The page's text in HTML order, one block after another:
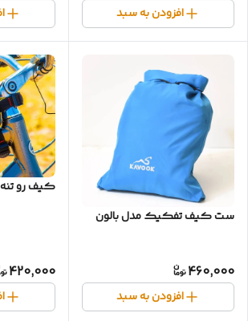
افزودن به سبد
ست کیف تفکیک مدل بالون
460,000
افزودن به سبد
کیف رو
420,000